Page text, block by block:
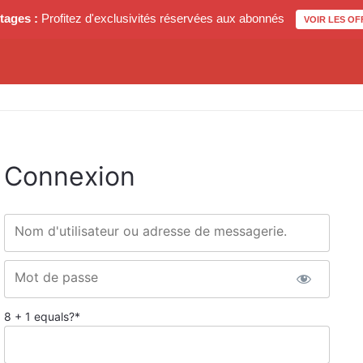
: Profitez d'exclusivités réservées aux abonnés VOIR LES
Connexion
Nom d'utilisateur ou adresse de messagerie.
Mot de passe
8 + 1 equals?*